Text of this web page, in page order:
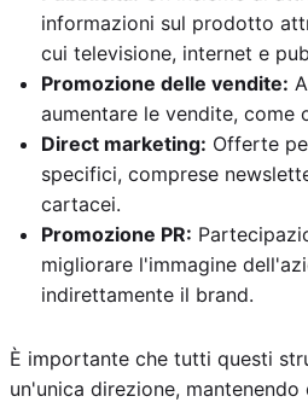
informazioni sul prodotto
cui televisione, internet e
Promozione delle vendite:
aumentare le vendite, come
Direct marketing: Offerte
specifici, comprese
cartacei.
Promozione PR:
migliorare l'immagine
indirettamente il brand.
È importante che tutti questi
un'unica direzione,